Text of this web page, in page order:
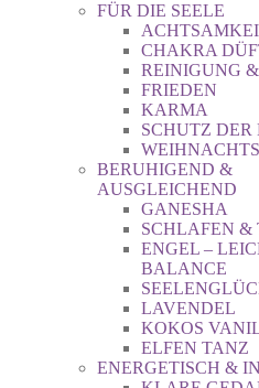
FÜR DIE SEELE
CHAKRA
REINIGUNG
FRIEDEN
KARMA
SCHUTZ DER
BERUHIGEND &
AUSGLEICHEND
GANESHA
SCHLAFEN &
ENGEL –
BALANCE
LAVENDEL
KOKOS
ELFEN TANZ
ENERGETISCH &